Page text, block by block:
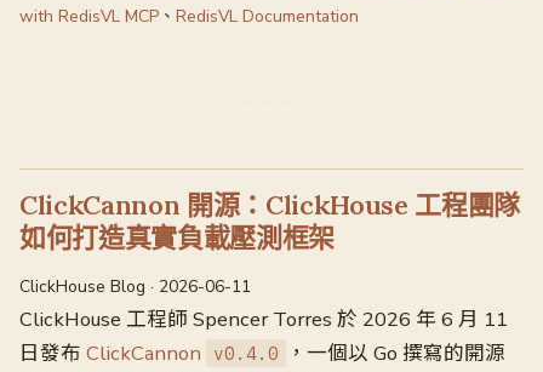
with RedisVL MCP 、 RedisVL Documentation
ClickCannon 開源：ClickHouse 工程團隊
如何打造真實負載壓測框架
ClickHouse Blog · 2026-06-11
ClickHouse 工程師 Spencer Torres 於 2026 年 6 月 11
日發布 ClickCannon v0.4.0
，一個以 Go 撰寫的開源